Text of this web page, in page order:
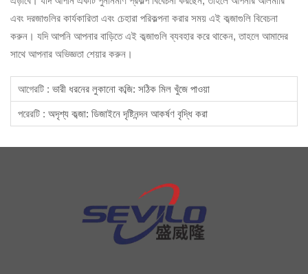
এবং দরজাগুলির কার্যকারিতা এবং চেহারা পরিকল্পনা করার সময় এই কব্জাগুলি বিবেচনা
করুন। যদি আপনি আপনার বাড়িতে এই কব্জাগুলি ব্যবহার করে থাকেন, তাহলে আমাদের
সাথে আপনার অভিজ্ঞতা শেয়ার করুন।
আগেরটি : ভারী ধরনের লুকানো কব্জি: সঠিক মিল খুঁজে পাওয়া
পরেরটি : অদৃশ্য কব্জা: ডিজাইনে দৃষ্টিনন্দন আকর্ষণ বৃদ্ধি করা